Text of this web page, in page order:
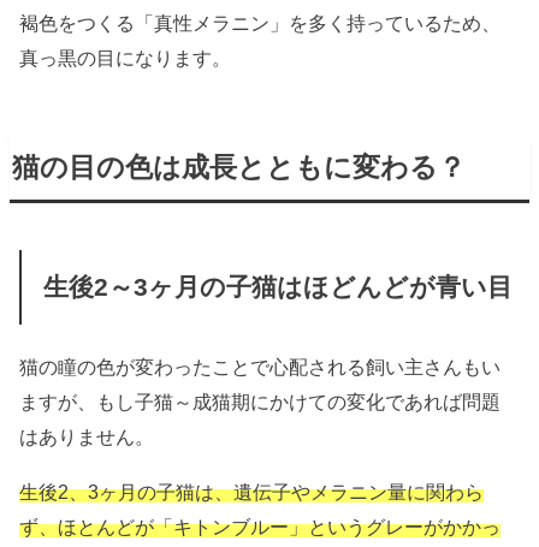
褐色をつくる「真性メラニン」を多く持っているため、
真っ黒の目になります。
猫の目の色は成長とともに変わる？
生後2～3ヶ月の子猫はほどんどが青い目
猫の瞳の色が変わったことで心配される飼い主さんもい
ますが、もし子猫～成猫期にかけての変化であれば問題
はありません。
生後2、3ヶ月の子猫は、遺伝子やメラニン量に関わら
ず、ほとんどが「キトンブルー」というグレーがかかっ